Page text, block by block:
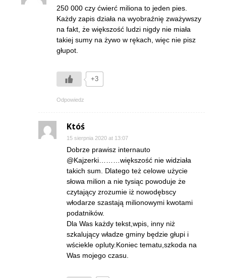
250 000 czy ćwierć miliona to jeden pies.
Każdy zapis działa na wyobraźnię zważywszy
na fakt, że większość ludzi nigdy nie miała
takiej sumy na żywo w rękach, więc nie pisz
głupot.
+3
Odpowiedz
Któś
15 sierpnia 2020 at 13:07
Dobrze prawisz internauto
@Kajzerki………większość nie widziała
takich sum. Dlatego też celowe użycie
słowa milion a nie tysiąc powoduje że
czytający zrozumie iż nowodębscy
włodarze szastają milionowymi kwotami
podatników.
Dla Was każdy tekst,wpis, inny niż
szkalujący władze gminy będzie głupi i
wściekle opluty.Koniec tematu,szkoda na
Was mojego czasu.